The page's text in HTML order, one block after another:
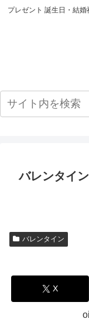
プレゼント 誕生日・結
バレンタイ
バレンタイン
X